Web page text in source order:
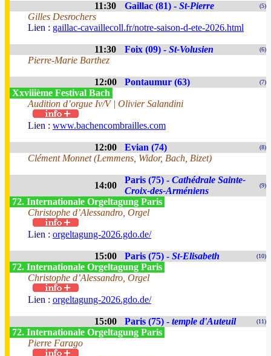
11:30 Gaillac (81) - St-Pierre (5)
Gilles Desrochers
Lien : gaillac-cavaillecoll.fr/notre-saison-d-ete-2026.html
11:30 Foix (09) - St-Volusien (6)
Pierre-Marie Barthez
12:00 Pontaumur (63) (7)
Xxviiième Festival Bach
Audition d’orgue Iv/V | Olivier Salandini
Lien : www.bachencombrailles.com
12:00 Evian (74) (8)
Clément Monnet (Lemmens, Widor, Bach, Bizet)
14:00
Paris (75) - Cathédrale Sainte-
Croix-des-Arméniens
(9)
72. Internationale Orgeltagung Paris
Christophe d’Alessandro, Orgel
Lien : orgeltagung-2026.gdo.de/
15:00 Paris (75) - St-Elisabeth (10)
72. Internationale Orgeltagung Paris
Christophe d’Alessandro, Orgel
Lien : orgeltagung-2026.gdo.de/
15:00 Paris (75) - temple d'Auteuil (11)
72. Internationale Orgeltagung Paris
Pierre Farago